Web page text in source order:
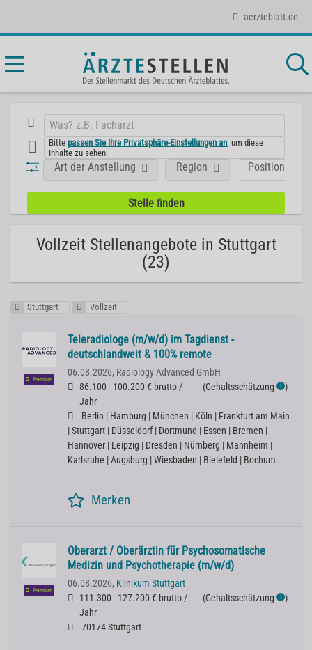
aerzteblatt.de
Bittepassen Sie Ihre Privatsphäre-Einstellungen an , um diese
Inhalte zu sehen.
Position
Art der Anstellung Region
Vollzeit Stellenangebote in Stuttgart
(23)
Stuttgart Vollzeit
Premium
Teleradiologe (m/w/d) im Tagdienst -
deutschlandweit & 100% remote
06.08.2026, Radiology Advanced GmbH
86.100 - 100.200 € brutto /
Jahr
(Gehaltsschätzung ℹ )
Berlin | Hamburg | München | Köln | Frankfurt am Main
| Stuttgart | Düsseldorf | Dortmund | Essen | Bremen |
Hannover | Leipzig | Dresden | Nürnberg | Mannheim |
Karlsruhe | Augsburg | Wiesbaden | Bielefeld | Bochum
Merken
Premium
Oberarzt / Oberärztin für Psychosomatische
Medizin und Psychotherapie (m/w/d)
06.08.2026, Klinikum Stuttgart
111.300 - 127.200 € brutto /
Jahr
(Gehaltsschätzung ℹ )
70174 Stuttgart